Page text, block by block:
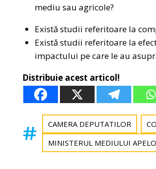
mediu sau agricole?
Există studii referitoare la
Există studii referitoare la
impactului pe care le au
Distribuie acest articol!
CAMERA DEPUTATILOR
MINISTERUL MEDIULUI